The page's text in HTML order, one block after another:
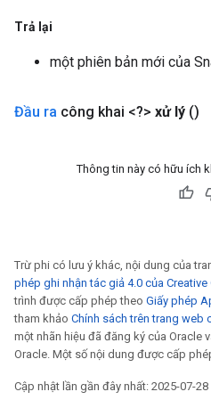
Trả lại
một phiên bản mới của
Đầu ra công khai <?> xử lý ()
Thông tin này có hữu ích
Trừ phi có lưu ý khác, nội dung của
phép ghi nhận tác giả 4.0 của
trình được cấp phép theo Giấy phép
tham khảo Chính sách trên trang web
một nhãn hiệu đã đăng ký của Oracle
Oracle. Một số nội dung được cấp
Cập nhật lần gần đây nhất: 2025-07-28